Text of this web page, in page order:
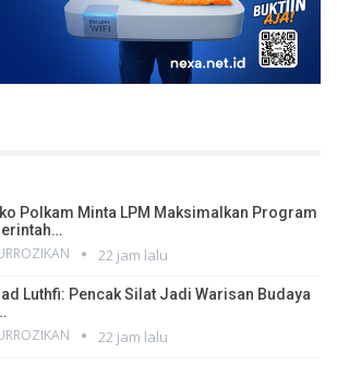
Polkam Minta LPM Maksimalkan Program
22 jam lalu
Luthfi: Pencak Silat Jadi Warisan Budaya
22 jam lalu